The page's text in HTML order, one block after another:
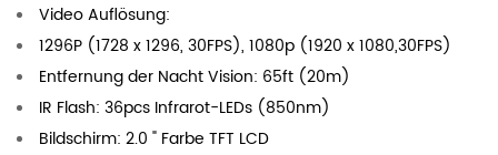
Video Auflösung:
1296P (1728 x 1296, 30FPS), 1080p (1920 x 1080,30FPS)
Entfernung der Nacht Vision: 65ft (20m)
IR Flash: 36pcs Infrarot-LEDs (850nm)
Bildschirm: 2.0 " Farbe TFT LCD